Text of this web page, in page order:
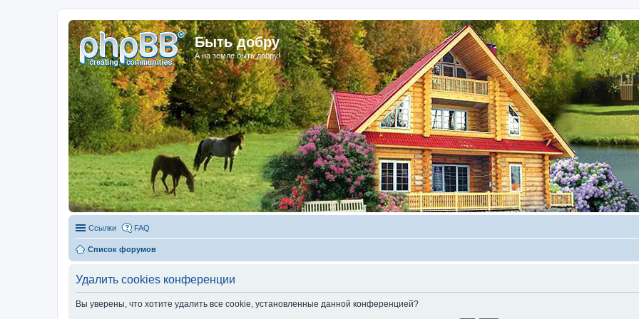
Быть добру
А на земле быть добру!
Ссылки FAQ
Список форумов
Удалить cookies конференции
Вы уверены, что хотите удалить все cookie, установленные данной конференцией?